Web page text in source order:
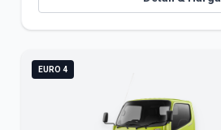
EURO 4